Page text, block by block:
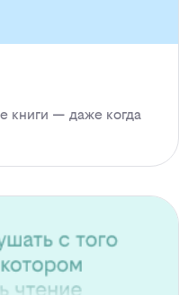
книги — даже когда